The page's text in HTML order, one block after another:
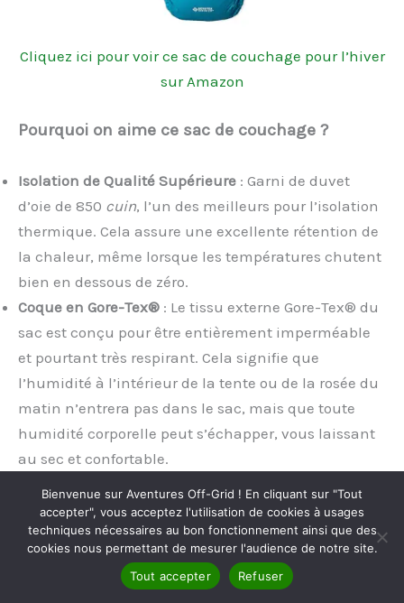
Cliquez ici pour voir ce sac de couchage pour l’hiver
sur Amazon
Pourquoi on aime ce sac de couchage ?
Isolation de Qualité Supérieure : Garni de duvet
d’oie de 850 cuin, l’un des meilleurs pour l’isolation
thermique. Cela assure une excellente rétention de
la chaleur, même lorsque les températures chutent
bien en dessous de zéro.
Coque en Gore-Tex® : Le tissu externe Gore-Tex® du
sac est conçu pour être entièrement imperméable
et pourtant très respirant. Cela signifie que
l’humidité à l’intérieur de la tente ou de la rosée du
matin n’entrera pas dans le sac, mais que toute
humidité corporelle peut s’échapper, vous laissant
au sec et confortable.
maximum de chaleur, mais avec une bonne
quantité d’espace pour le confort. De plus, la
capuche en forme de dôme répartit le duvet
uniformément pour une meilleure chaleur autour
Bienvenue sur Aventures Off-Grid ! En cliquant sur "Tout
accepter", vous acceptez l'utilisation de cookies à usages
techniques nécessaires au bon fonctionnement ainsi que des
cookies nous permettant de mesurer l'audience de notre site.
Tout accepter
Refuser